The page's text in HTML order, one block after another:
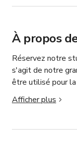
À propos
Réservez notre
s'agit de notre
être utilisé pour la
à de nombreuses
vous planifiez.
Veuillez nous
Afficher plus